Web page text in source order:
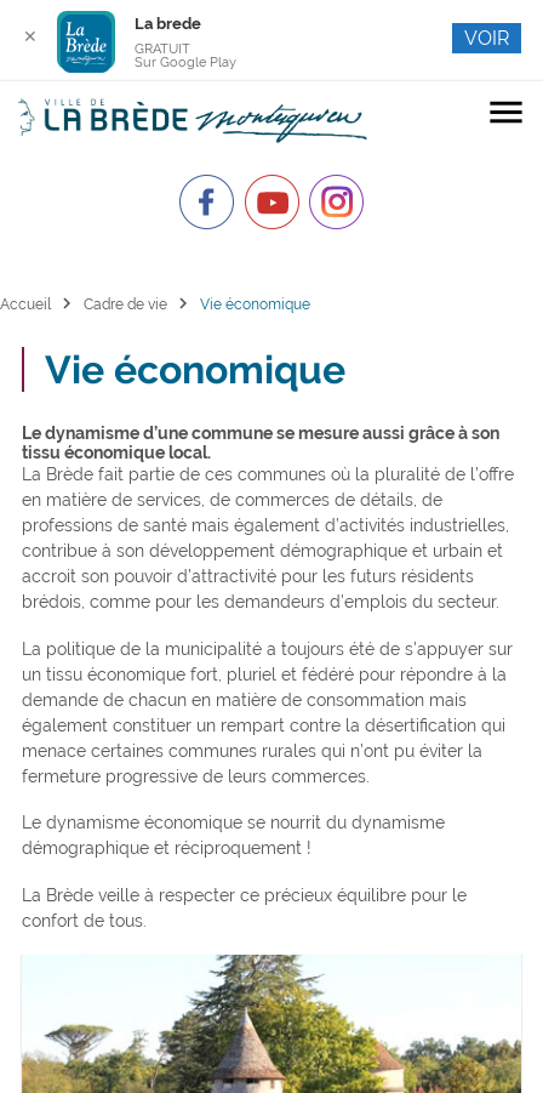
menu
Accueil chevron_right Cadre de vie chevron_right Vie économique
Vie économique
Le dynamisme d’une commune se mesure aussi grâce à son
tissu économique local.
La Brède fait partie de ces communes où la pluralité de l’offre
en matière de services, de commerces de détails, de
professions de santé mais également d’activités industrielles,
contribue à son développement démographique et urbain et
accroit son pouvoir d’attractivité pour les futurs résidents
brédois, comme pour les demandeurs d’emplois du secteur.
La politique de la municipalité a toujours été de s’appuyer sur
un tissu économique fort, pluriel et fédéré pour répondre à la
demande de chacun en matière de consommation mais
également constituer un rempart contre la désertification qui
menace certaines communes rurales qui n’ont pu éviter la
fermeture progressive de leurs commerces.
Le dynamisme économique se nourrit du dynamisme
démographique et réciproquement !
La Brède veille à respecter ce précieux équilibre pour le
confort de tous.
✕
La brede
GRATUIT
Sur Google Play
VOIR